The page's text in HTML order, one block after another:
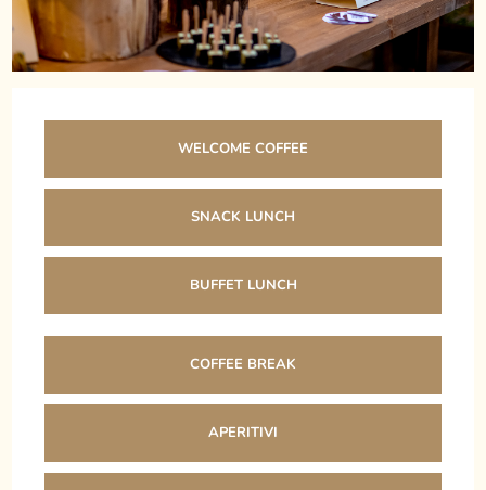
WELCOME COFFEE
SNACK LUNCH
BUFFET LUNCH
COFFEE BREAK
APERITIVI